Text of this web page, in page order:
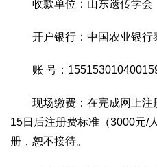
收款单位：山东遗传学会
开户银行：中国农业银行
账 号：
现场缴费：在完成网上注
15日后注册费标准（3000元/
册，恕不接待。